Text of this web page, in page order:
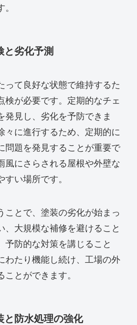
と劣化予測
って良好な状態で維持するた
検が必要です。定期的なチェ
発見し、劣化を予防できま
々に進行するため、定期的に
問題を発見することが重要で
風にさらされる屋根や外壁な
すい場所です。
ことで、塗装の劣化が始まっ
、大規模な補修を避けること
予防的な対策を講じること
わたり機能し続け、工場の外
とができます。
と防水処理の強化